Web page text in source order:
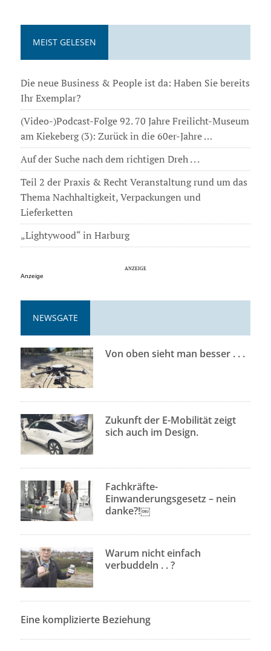
MEIST GELESEN
Die neue Business & People ist da: Haben Sie bereits
Ihr Exemplar?
(Video-)Podcast-Folge 92. 70 Jahre Freilicht-Museum
am Kiekeberg (3): Zurück in die 60er-Jahre …
Auf der Suche nach dem richtigen Dreh . . .
Teil 2 der Praxis & Recht Veranstaltung rund um das
Thema Nachhaltigkeit, Verpackungen und
Lieferketten
„Lightywood“ in Harburg
Anzeige
NEWSGATE
Von oben sieht man besser . . .
Zukunft der E-Mobilität zeigt
sich auch im Design.
Fachkräfte-
Einwanderungsgesetz – nein
danke?!￼
Warum nicht einfach
verbuddeln . . ?
Eine komplizierte Beziehung